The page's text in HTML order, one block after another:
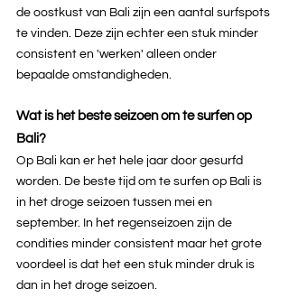
de oostkust van Bali zijn een aantal surfspots
te vinden. Deze zijn echter een stuk minder
consistent en 'werken' alleen onder
bepaalde omstandigheden.
Wat is het beste seizoen om te surfen op
Bali?
Op Bali kan er het hele jaar door gesurfd
worden. De beste tijd om te surfen op Bali is
in het droge seizoen tussen mei en
september. In het regenseizoen zijn de
condities minder consistent maar het grote
voordeel is dat het een stuk minder druk is
dan in het droge seizoen.